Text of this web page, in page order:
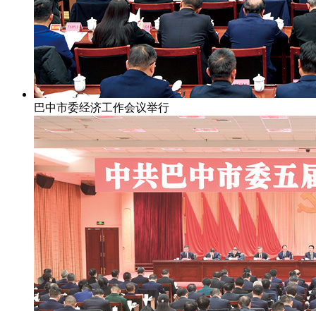
巴中市委经济工作会议举行